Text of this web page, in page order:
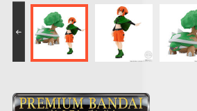
PROJECT R.E.D.・
スーパー戦隊シリー
ズ
ポケットモンスター
つりグミ